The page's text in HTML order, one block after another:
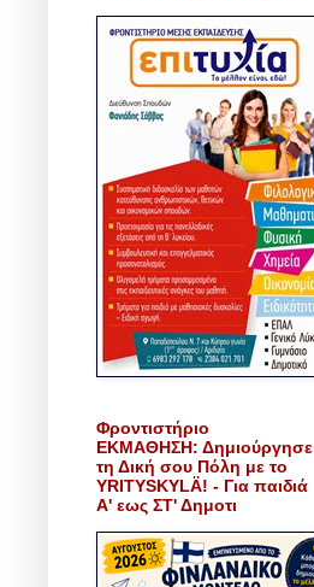
Φροντιστήριο
ΕΚΜΑΘΗΣΗ: Δημιούργησε
τη Δική σου Πόλη με το
YRITYSKYLÄ! - Για παιδιά
Α' εως ΣΤ' Δημοτι